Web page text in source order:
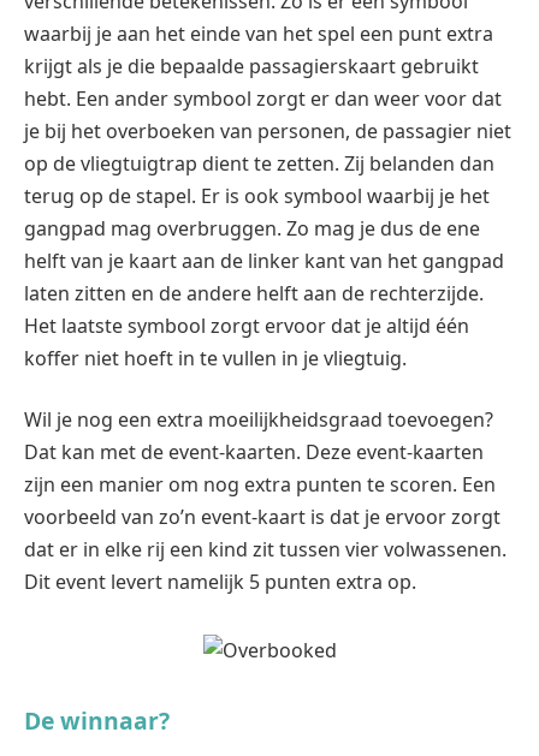
waarbij je aan het einde van het spel een punt extra
krijgt als je die bepaalde passagierskaart gebruikt
hebt. Een ander symbool zorgt er dan weer voor dat
je bij het overboeken van personen, de passagier niet
op de vliegtuigtrap dient te zetten. Zij belanden dan
terug op de stapel. Er is ook symbool waarbij je het
gangpad mag overbruggen. Zo mag je dus de ene
helft van je kaart aan de linker kant van het gangpad
laten zitten en de andere helft aan de rechterzijde.
Het laatste symbool zorgt ervoor dat je altijd één
koffer niet hoeft in te vullen in je vliegtuig.
Wil je nog een extra moeilijkheidsgraad toevoegen?
Dat kan met de event-kaarten. Deze event-kaarten
zijn een manier om nog extra punten te scoren. Een
voorbeeld van zo’n event-kaart is dat je ervoor zorgt
dat er in elke rij een kind zit tussen vier volwassenen.
Dit event levert namelijk 5 punten extra op.
De winnaar?